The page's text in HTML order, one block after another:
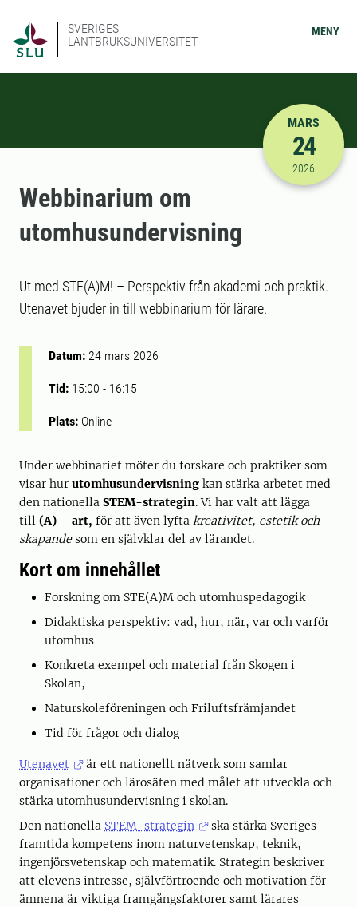
SVERIGES
LANTBRUKSUNIVERSITET
MENY
2026-03-
MARS
24
2026
Webbinarium om
utomhusundervisning
Ut med STE(A)M! – Perspektiv från akademi och praktik.
Utenavet bjuder in till webbinarium för lärare.
Datum: 24 mars 2026
Tid: 15:00 - 16:15
Plats: Online
Under webbinariet möter du forskare och praktiker som
visar hur utomhusundervisning kan stärka arbetet med
den nationella STEM-strategin. Vi har valt att lägga
till (A) – art, för att även lyfta kreativitet, estetik och
skapandesom en självklar del av lärandet.
Kort om innehållet
Forskning om STE(A)M och utomhuspedagogik
Didaktiska perspektiv: vad, hur, när, var och varför
utomhus
Konkreta exempel och material från Skogen i
Skolan,
Naturskoleföreningen och Friluftsfrämjandet
Tid för frågor och dialog
Utenavet
är ett nationellt nätverk som samlar
organisationer och lärosäten med målet att utveckla och
stärka utomhusundervisning i skolan.
Den nationella STEM-strategin
ska stärka Sveriges
framtida kompetens inom naturvetenskap, teknik,
ingenjörsvetenskap och matematik. Strategin beskriver
att elevens intresse, självförtroende och motivation för
ämnena är viktiga framgångsfaktorer samt lärares